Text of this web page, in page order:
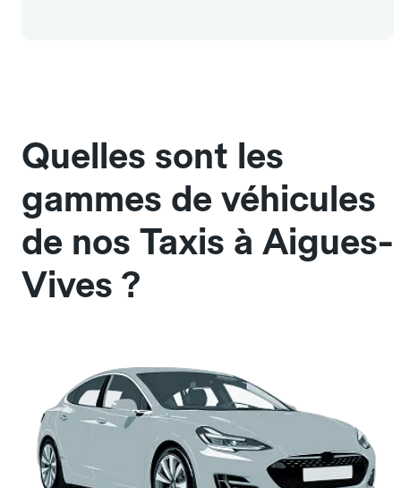
Quelles sont les
gammes de véhicules
de nos Taxis à Aigues-
Vives ?